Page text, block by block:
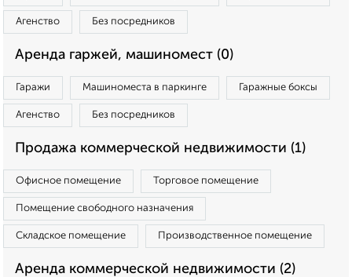
Агенство Без посредников
Аренда гаржей, машиномест (0)
Гаражи Машиноместа в паркинге Гаражные боксы
Агенство Без посредников
Продажа коммерческой недвижимости (1)
Офисное помещение Торговое помещение
Помещение свободного назначения
Складское помещение Производственное помещение
Аренда коммерческой недвижимости (2)